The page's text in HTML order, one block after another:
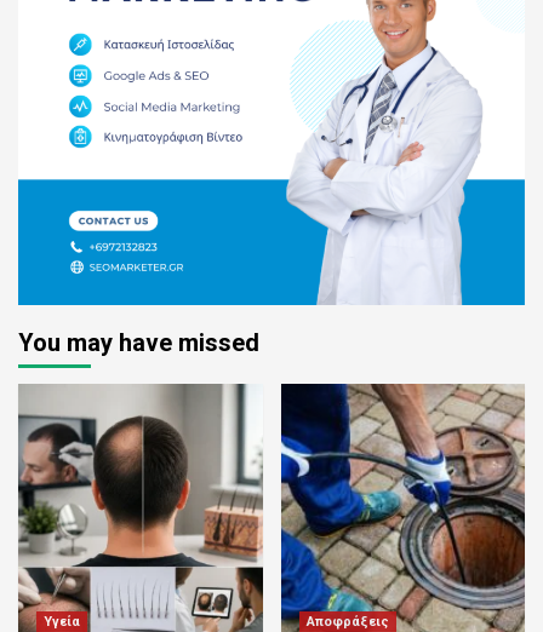
You may have missed
Υγεία Αποφράξεις